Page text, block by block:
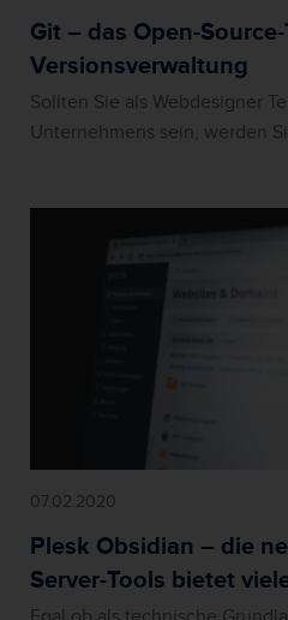
Git – das Open-
Versionsverwaltung
Sollten Sie als Webdesigner
Unternehmens sein, werden
07.02.2020
Plesk Obsidian – die
Server-Tools bietet